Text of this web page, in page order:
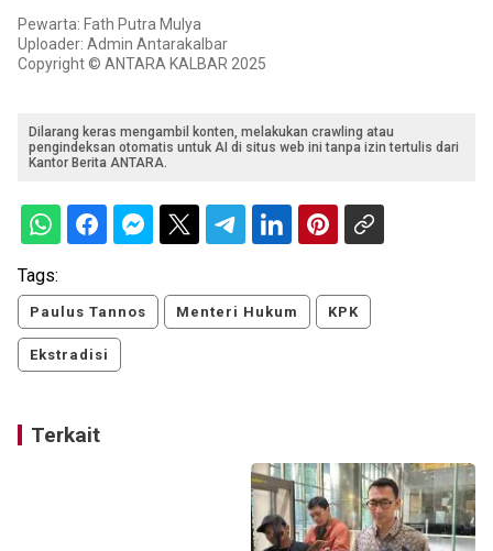
Pewarta: Fath Putra Mulya
Uploader: Admin Antarakalbar
Copyright © ANTARA KALBAR 2025
Dilarang keras mengambil konten, melakukan crawling atau
pengindeksan otomatis untuk AI di situs web ini tanpa izin tertulis dari
Kantor Berita ANTARA.
Tags:
Paulus Tannos Menteri Hukum KPK
Ekstradisi
Terkait